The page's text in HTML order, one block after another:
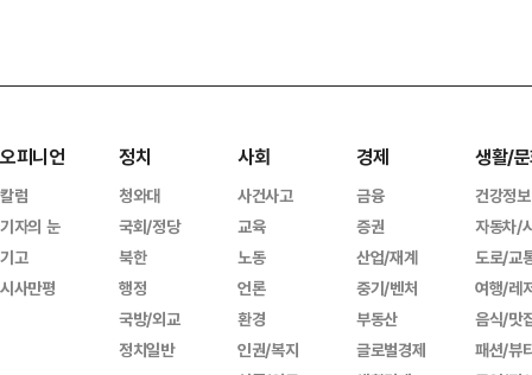
오피니언
칼럼
기자의 눈
기고
시사만평
정치
청와대
국회/정당
북한
행정
국방/외교
정치일반
사회
사건사고
교육
노동
언론
환경
인권/복지
경제
금융
증권
산업/재계
중기/벤처
부동산
글로벌경제
생활/
건강정보
자동차/
도로/교
여행/레
음식/맛
패션/뷰